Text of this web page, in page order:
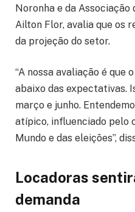
Noronha e da Associação
Ailton Flor, avalia que os
da projeção do setor.
“A nossa avaliação é que
abaixo das expectativas.
março e junho.
atípico, influenciado pelo
Mundo e das eleições”,
Locadoras
demanda